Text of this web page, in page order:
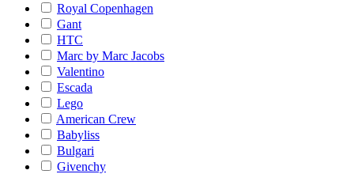
Royal Copenhagen
Gant
HTC
Marc by Marc Jacobs
Valentino
Escada
Lego
American Crew
Babyliss
Bulgari
Givenchy